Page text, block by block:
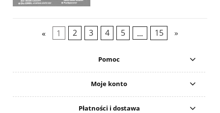
« 1 2 3 4 5 ... 15 »
Pomoc
Moje konto
Płatności i dostawa